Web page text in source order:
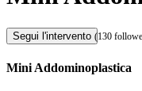
Segui l'intervento (130
Mini Addominoplastica